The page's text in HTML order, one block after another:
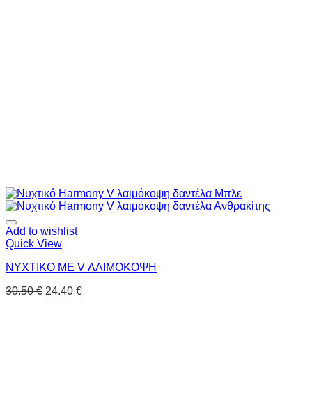
Add to wishlist
Quick View
ΝΥΧΤΙΚΟ ΜΕ V ΛΑΙΜΟΚΟΨΗ
30.50€ 24.40 €